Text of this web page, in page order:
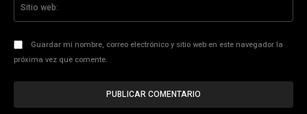
Guardar mi nombre, correo electrónico y sitio web en este navegador la
próxima vez que comente.